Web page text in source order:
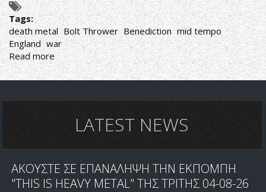
Tags:
death metal Bolt Thrower Benediction mid tempo
England war
Read moreabout
Bolt
Thrower
LATEST NEWS
ΑΚΟΥΣΤΕ ΣΕ ΕΠΑΝΑΛΗΨΗ ΤΗΝ ΕΚΠΟΜΠΗ
"THIS IS HEAVY METAL" ΤΗΣ ΤΡΙΤΗΣ 04-08-26